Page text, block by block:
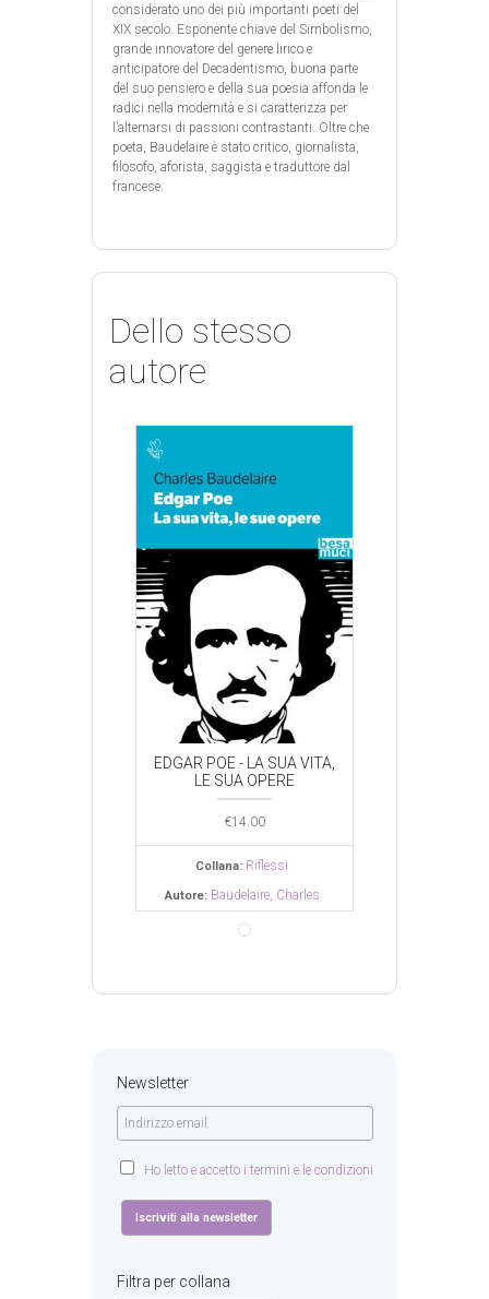
considerato uno dei più importanti poeti del
XIX secolo. Esponente chiave del Simbolismo,
grande innovatore del genere lirico e
anticipatore del Decadentismo, buona parte
del suo pensiero e della sua poesia affonda le
radici nella modernità e si caratterizza per
l’alternarsi di passioni contrastanti. Oltre che
poeta, Baudelaire è stato critico, giornalista,
filosofo, aforista, saggista e traduttore dal
francese.
Dello stesso
autore
EDGAR POE - LA SUA VITA,
LE SUA OPERE
€14.00
Collana: Riflessi
Autore: Baudelaire, Charles
Newsletter
Ho letto e accetto i termini e le condizioni
Filtra per collana